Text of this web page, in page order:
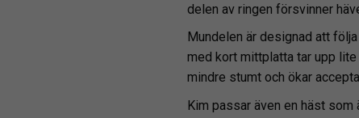
delen av ringen försvinner
Mundelen är designad att
med kort mittplatta tar upp
mindre stumt och ökar
Kim passar även en häst som